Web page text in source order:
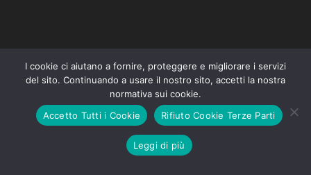
I cookie ci aiutano a fornire, proteggere e migliorare i servizi
del sito. Continuando a usare il nostro sito, accetti la nostra
normativa sui cookie.
Accetto Tutti i Cookie
Rifiuto Cookie Terze Parti
Leggi di più